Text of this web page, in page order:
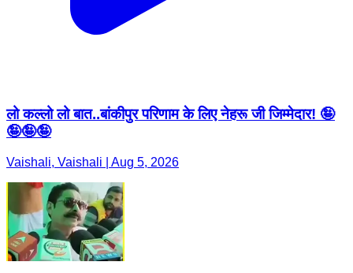
लो कल्लो लो बात..बांकीपुर परिणाम के लिए नेहरू जी जिम्मेदार! 🤪
🤪🤪🤪
Vaishali, Vaishali | Aug 5, 2026